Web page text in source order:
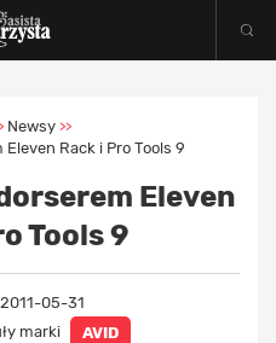
Newsy >>
Rack i Pro Tools 9
Eleven
Tools 9
2011-05-31
marki
AVID